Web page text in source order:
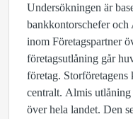
Undersökningen är
bankkontorschefer
inom Företagspartner
företagsutlåning går
företag. Storföretagens
centralt. Almis utlåning
över hela landet. Den